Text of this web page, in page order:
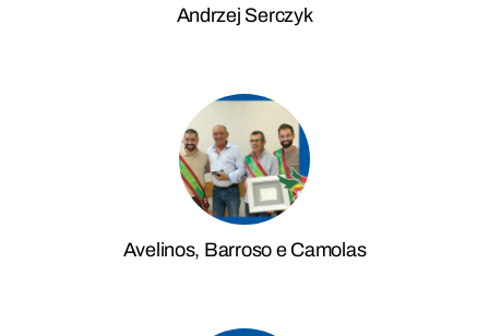
Andrzej Serczyk
Avelinos, Barroso e Camolas